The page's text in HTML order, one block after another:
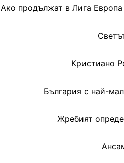
Ако продължат в Лига
Кристиано
България с най-
Жребият